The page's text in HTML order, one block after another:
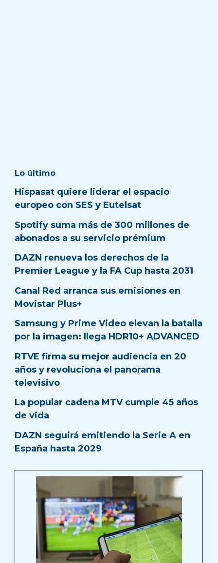
Lo último
Hispasat quiere liderar el espacio
europeo con SES y Eutelsat
Spotify suma más de 300 millones de
abonados a su servicio prémium
DAZN renueva los derechos de la
Premier League y la FA Cup hasta 2031
Canal Red arranca sus emisiones en
Movistar Plus+
Samsung y Prime Video elevan la batalla
por la imagen: llega HDR10+ ADVANCED
RTVE firma su mejor audiencia en 20
años y revoluciona el panorama
televisivo
La popular cadena MTV cumple 45 años
de vida
DAZN seguirá emitiendo la Serie A en
España hasta 2029